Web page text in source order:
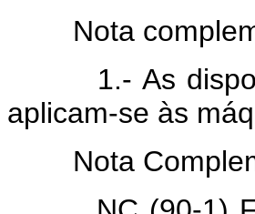
Nota
1.- As
aplicam-se às
Nota